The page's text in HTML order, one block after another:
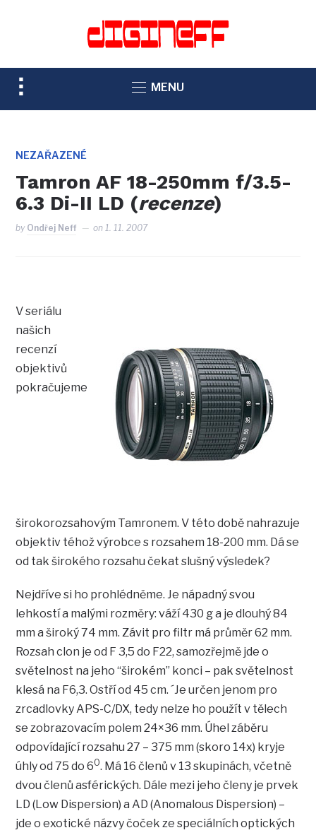
TOGGLE
SIDEBAR
NAVIGATION
MENU
NEZAŘAZENÉ
Tamron AF 18-250mm f/3.5-
6.3 Di-II LD (recenze)
by Ondřej Neff on1. 11. 2007
V seriálu
našich
recenzí
objektivů
pokračujeme
širokorozsahovým Tamronem. V této době nahrazuje
objektiv téhož výrobce s rozsahem 18-200 mm. Dá se
od tak širokého rozsahu čekat slušný výsledek?
Nejdříve si ho prohlédněme. Je nápadný svou
lehkostí a malými rozměry: váží 430 g a je dlouhý 84
mm a široký 74 mm. Závit pro filtr má průměr 62 mm.
Rozsah clon je od F 3,5 do F22, samozřejmě jde o
světelnost na jeho “širokém” konci – pak světelnost
klesá na F6,3. Ostří od 45 cm. ´Je určen jenom pro
zrcadlovky APS-C/DX, tedy nelze ho použít v tělech
se zobrazovacím polem 24×36 mm. Úhel záběru
odpovídající rozsahu 27 – 375 mm (skoro 14x) kryje
úhly od 75 do 60. Má 16 členů v 13 skupinách, včetně
dvou členů asférických. Dále mezi jeho členy je prvek
LD (Low Dispersion) a AD (Anomalous Dispersion) –
jde o exotické názvy čoček ze speciálních optických